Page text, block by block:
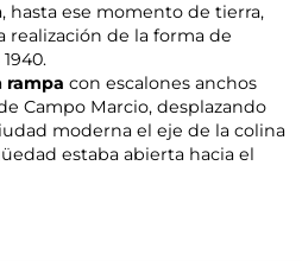
hasta ese momento de tierra,
realización de la forma de
rampa con escalones anchos
Campo Marcio, desplazando
moderna el eje de la colina
estaba abierta hacia el